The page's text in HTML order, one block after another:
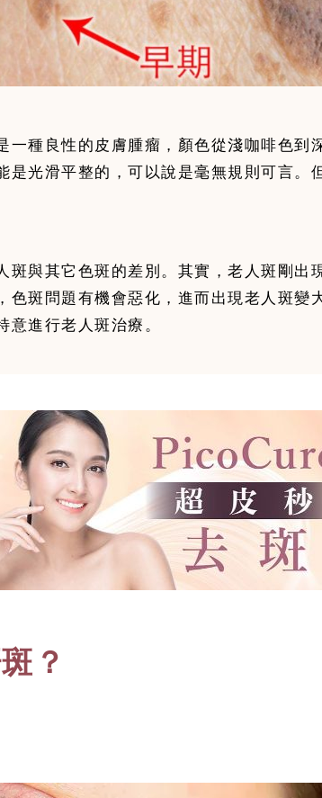
種良性的皮膚腫瘤，顏色從淺咖啡色到
光滑平整的，可以說是毫無規則可言。
與其它色斑的差別。其實，老人斑剛出
色斑問題有機會惡化，進而出現老人斑變
？